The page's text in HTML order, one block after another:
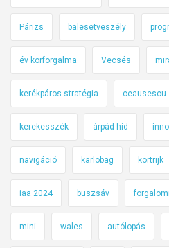
Párizs balesetveszély
év körforgalma Vecsés
kerékpáros stratégia ceausescu
kerekesszék árpád híd
navigáció karlobag kortrijk
iaa 2024 buszsáv
mini wales autólopás